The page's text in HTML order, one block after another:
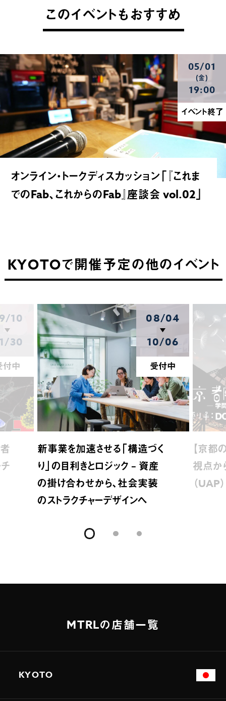
このイベントもおすすめ
05/01
(金)
19:00
イベント終了
オンライン・トークディスカッション「『これま
でのFab、これからのFab』座談会 vol.02」
KYOTOで開催予定の他のイベント
10
30
付中
08/04
10/06
受付中
新事業を加速させる「構造づく
り」の目利きとロジック – 資産
の掛け合わせから、社会実装
のストラクチャーデザインへ
【京都
視点か
（UAP
MTRLの店舗一覧
KYOTO